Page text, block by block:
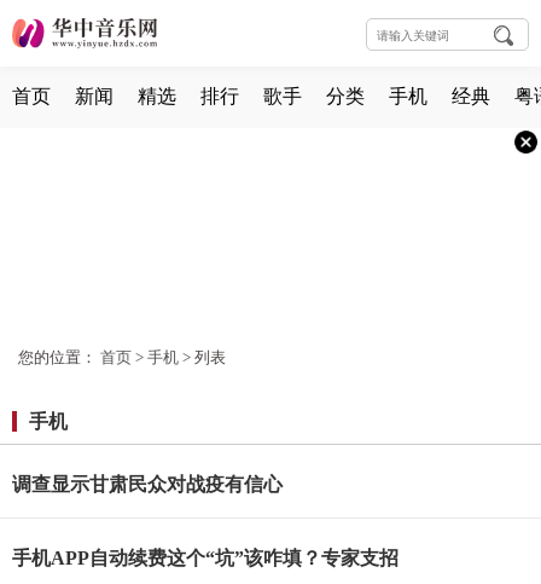
首页 新闻 精选 排行 歌手 分类 手机 经典 粤
您的位置： 首页 > 手机 > 列表
手机
调查显示甘肃民众对战疫有信心
手机APP自动续费这个“坑”该咋填？专家支招